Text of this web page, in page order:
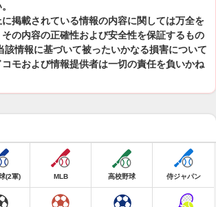
掲載されている情報の内容に関しては万全を
の内容の正確性および安全性を保証するもの
該情報に基づいて被ったいかなる損害について
モおよび情報提供者は一切の責任を負いかね
(2軍) MLB 高校野球 侍ジャパン